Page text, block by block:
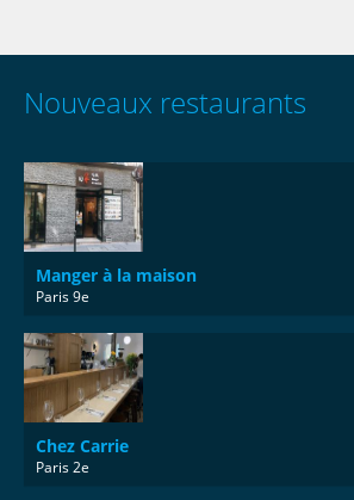
Nouveaux restaurants
Manger à la maison
Paris 9e
Chez Carrie
Paris 2e